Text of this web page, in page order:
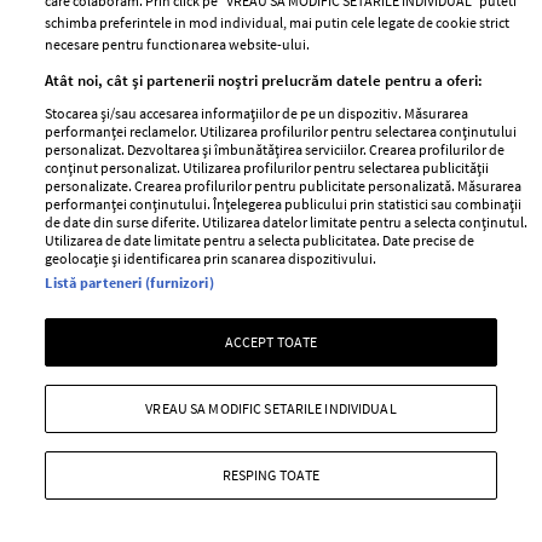
ELLE Style Awards
2024
Despre ELLE
Abonamente
Termeni si conditii
Politica de
Politica de cookies
Publicitate
GSP
femei
schimba preferintele in mod individual, mai putin cele legate de cookie strict
necesare pentru functionarea website-ului.
Atât noi, cât și partenerii noștri prelucrăm datele pentru a oferi:
Stocarea și/sau accesarea informațiilor de pe un dispozitiv. Măsurarea
performanței reclamelor. Utilizarea profilurilor pentru selectarea conținutului
personalizat. Dezvoltarea și îmbunătățirea serviciilor. Crearea profilurilor de
conținut personalizat. Utilizarea profilurilor pentru selectarea publicității
personalizate. Crearea profilurilor pentru publicitate personalizată. Măsurarea
performanței conținutului. Înțelegerea publicului prin statistici sau combinații
de date din surse diferite. Utilizarea datelor limitate pentru a selecta conținutul.
Utilizarea de date limitate pentru a selecta publicitatea. Date precise de
geolocație și identificarea prin scanarea dispozitivului.
Listă parteneri (furnizori)
ACCEPT TOATE
RESPING TOATE
VREAU SA MODIFIC SETARILE INDIVIDUAL